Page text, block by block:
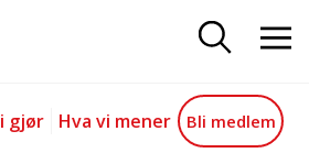
fullt medhold i
gjør Hva vi mener Bli medlem